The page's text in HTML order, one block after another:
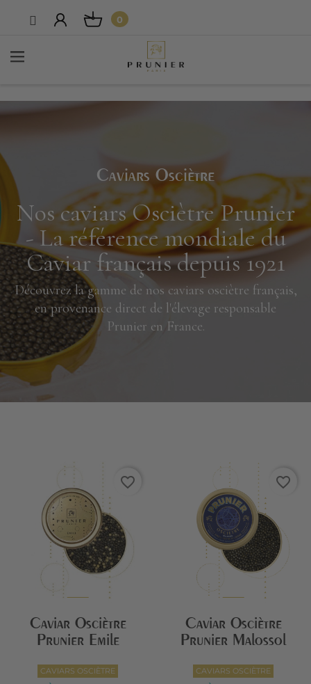
0
Caviars Osciètre
Nos caviars Osciètre Prunier
- La référence mondiale du
Caviar français depuis 1921
Découvrez la gamme de nos caviars osciètre français,
en provenance direct de l'élevage responsable
Prunier en France.
favorite_border
Caviar Osciètre
Prunier Emile
CAVIARS OSCIÈTRE
favorite_border
Caviar Osciètre
Prunier Malossol
CAVIARS OSCIÈTRE